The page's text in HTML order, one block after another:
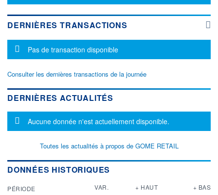
DERNIÈRES TRANSACTIONS
Message d'information
Pas de transaction disponible
Consulter les dernières transactions de la journée
DERNIÈRES ACTUALITÉS
Message d'information
Aucune donnée n'est actuellement disponible.
Toutes les actualités à propos de GOME RETAIL
DONNÉES HISTORIQUES
PÉRIODE VAR. + HAUT + BAS